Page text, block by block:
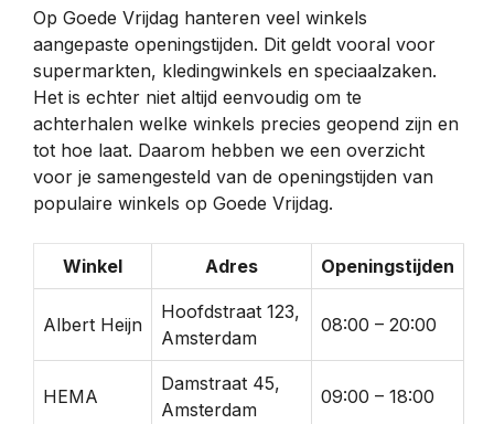
Op Goede Vrijdag hanteren veel winkels
aangepaste openingstijden. Dit geldt vooral voor
supermarkten, kledingwinkels en speciaalzaken.
Het is echter niet altijd eenvoudig om te
achterhalen welke winkels precies geopend zijn en
tot hoe laat. Daarom hebben we een overzicht
voor je samengesteld van de openingstijden van
populaire winkels op Goede Vrijdag.
Winkel Adres Openingstijden
Albert Heijn
Hoofdstraat 123,
Amsterdam
08:00 – 20:00
HEMA
Damstraat 45,
Amsterdam
09:00 – 18:00